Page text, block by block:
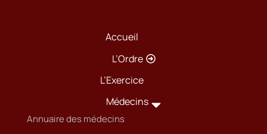
Accueil
L’Ordre
L’Exercice
Médecins
Annuaire des médecins